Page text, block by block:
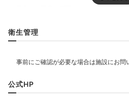
リラクゼーション
衛生管理
公式HP